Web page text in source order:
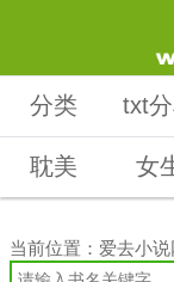
分类 txt
耽美 女
当前位置： 爱去小说